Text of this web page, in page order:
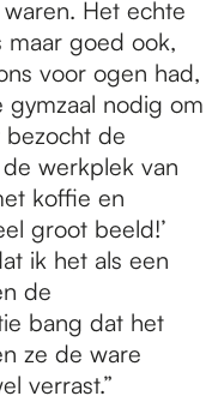
Het echte
goed ook,
voor ogen had,
nodig om
bezocht de
werkplek van
koffie en
groot beeld!’
ik het als een
de
bang dat het
ze de ware
verrast.”